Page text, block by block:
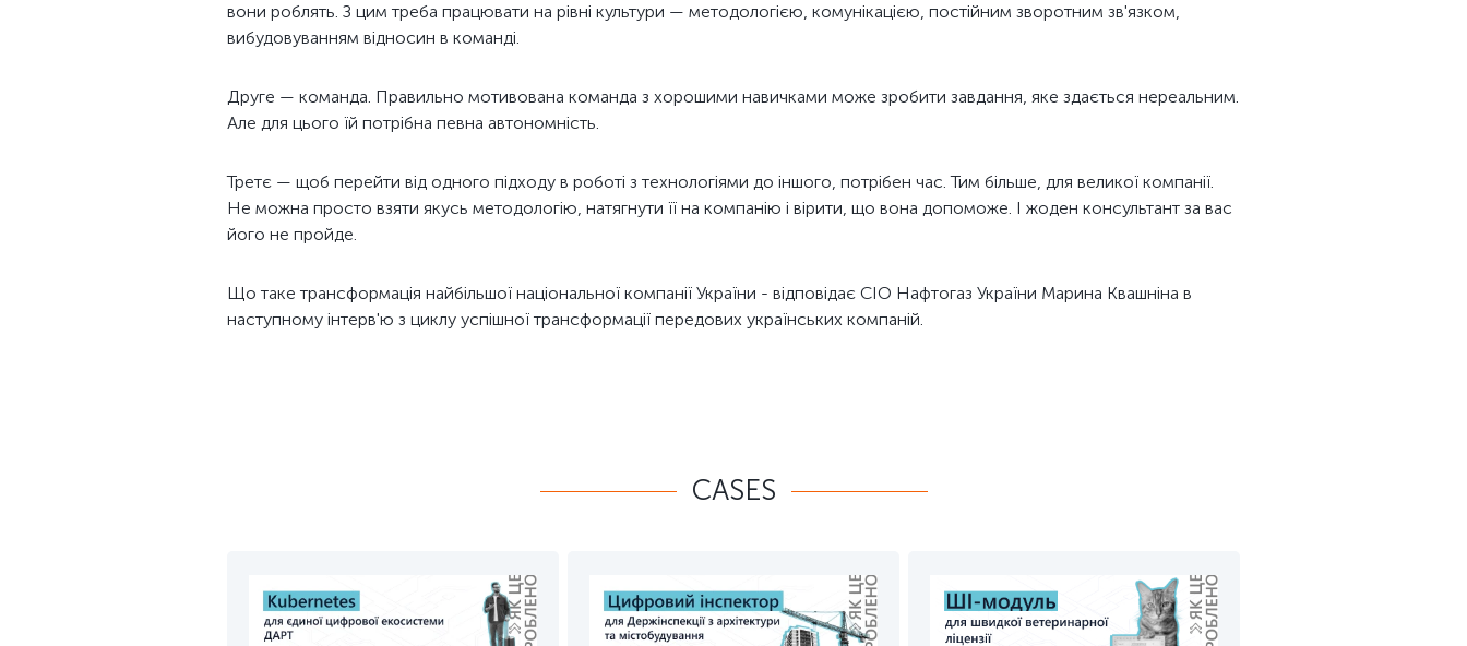
вони роблять. З цим треба працювати на рівні культури — методологією, комунікацією, постійним зворотним зв'язком,
вибудовуванням відносин в команді.
Друге — команда. Правильно мотивована команда з хорошими навичками може зробити завдання, яке здається нереальним.
Але для цього їй потрібна певна автономність.
Третє — щоб перейти від одного підходу в роботі з технологіями до іншого, потрібен час. Тим більше, для великої компанії.
Не можна просто взяти якусь методологію, натягнути її на компанію і вірити, що вона допоможе. І жоден консультант за вас
його не пройде.
Що таке трансформація найбільшої національної компанії України - відповідає CIO Нафтогаз України Марина Квашніна в
наступному інтерв'ю з циклу успішної трансформації передових українських компаній.
CASES